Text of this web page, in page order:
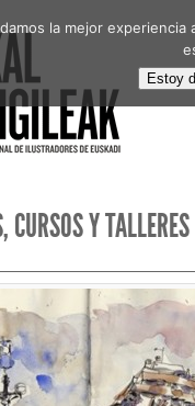
CURSOS Y
la mejor
Estoy